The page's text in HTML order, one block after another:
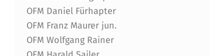
N
G
S
OFM Daniel Fürhapter
OFM Franz Maurer jun.
OFM Wolfgang Rainer